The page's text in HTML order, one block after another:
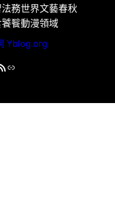
法務世界文藝春秋
餮動漫領域
Yblog.org
訊提供連結